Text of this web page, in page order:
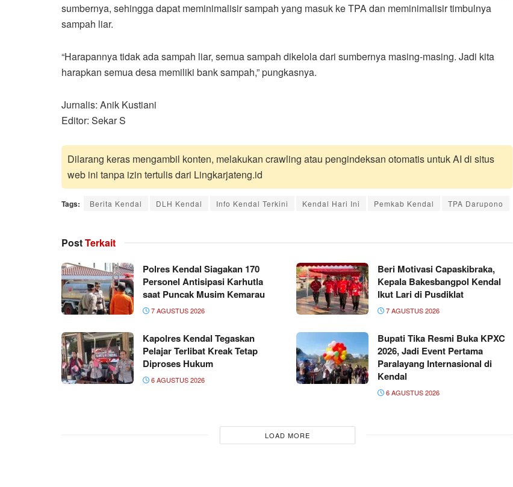
sumbernya, sehingga dapat meminimalisir sampah yang masuk ke TPA dan meminimalisir timbulnya
sampah liar.
“Harapannya tidak ada sampah liar, semua sampah dikelola dari sumbernya masing-masing. Jadi kita
harapkan semua desa memiliki bank sampah,” pungkasnya.
Jurnalis: Anik Kustiani
Editor: Sekar S
Dilarang keras mengambil konten, melakukan crawling atau pengindeksan otomatis untuk AI di situs
web ini tanpa izin tertulis dari Lingkarjateng.id
Tags: Berita Kendal DLH Kendal Info Kendal Terkini Kendal Hari Ini Pemkab Kendal TPA Darupono
PostTerkait
Polres Kendal Siagakan 170
Personel Antisipasi Karhutla
saat Puncak Musim Kemarau
7 AGUSTUS 2026
Beri Motivasi Capaskibraka,
Kepala Bakesbangpol Kendal
Ikut Lari di Pusdiklat
7 AGUSTUS 2026
Kapolres Kendal Tegaskan
Pelajar Terlibat Kreak Tetap
Diproses Hukum
6 AGUSTUS 2026
Bupati Tika Resmi Buka KPXC
2026, Jadi Event Pertama
Paralayang Internasional di
Kendal
6 AGUSTUS 2026
LOAD MORE